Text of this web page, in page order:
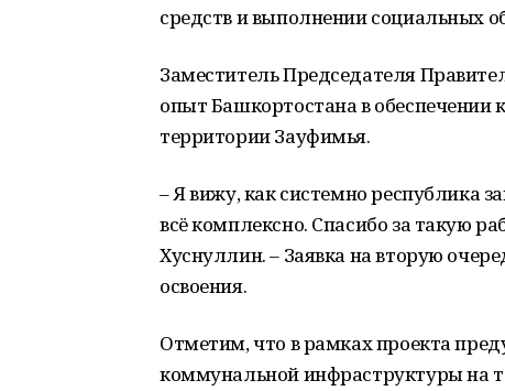
средств и выполнении социальных
Заместитель Председателя
опыт Башкортостана в обеспечении
территории Зауфимья.
– Я вижу, как системно республика
всё комплексно. Спасибо за такую
Хуснуллин. – Заявка на вторую
освоения.
Отметим, что в рамках проекта
коммунальной инфраструктуры на